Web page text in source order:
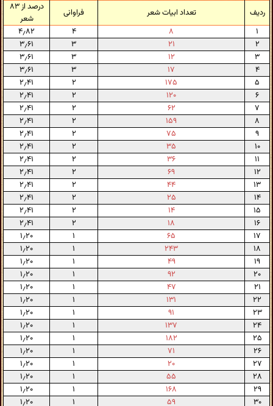
ردیف تعداد ابیات شعر فراوانی
درصد از ۸۳
شعر
۱
۸ ۴
۴٫۸۲
۲
۲۱ ۳
۳٫۶۱
۳
۱۲ ۳
۳٫۶۱
۴
۱۷ ۳
۳٫۶۱
۵
۱۷۵ ۲
۲٫۴۱
۶
۱۲۰ ۲
۲٫۴۱
۷
۶۲ ۲
۲٫۴۱
۸
۱۵۹ ۲
۲٫۴۱
۹
۷۵ ۲
۲٫۴۱
۱۰
۳۵ ۲
۲٫۴۱
۱۱
۳۶ ۲
۲٫۴۱
۱۲
۶۹ ۲
۲٫۴۱
۱۳
۴۴ ۲
۲٫۴۱
۱۴
۲۵ ۲
۲٫۴۱
۱۵
۱۴ ۲
۲٫۴۱
۱۶
۱۸ ۲
۲٫۴۱
۱۷
۶۵ ۱
۱٫۲۰
۱۸
۲۴۳ ۱
۱٫۲۰
۱۹
۴۹ ۱
۱٫۲۰
۲۰
۹۲ ۱
۱٫۲۰
۲۱
۴۷ ۱
۱٫۲۰
۲۲
۱۳۱ ۱
۱٫۲۰
۲۳
۹۱ ۱
۱٫۲۰
۲۴
۱۳۷ ۱
۱٫۲۰
۲۵
۱۸۲ ۱
۱٫۲۰
۲۶
۷۱ ۱
۱٫۲۰
۲۷
۲۰ ۱
۱٫۲۰
۲۸
۵۵ ۱
۱٫۲۰
۲۹
۱۶۸ ۱
۱٫۲۰
۳۰
۵۹ ۱
۱٫۲۰